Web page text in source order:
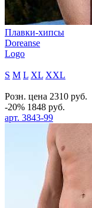
Плавки-хипсы
Doreanse
Logo
S M L XL XXL
Розн. цена 2310 руб.
-20% 1848 руб.
арт. 3843-99